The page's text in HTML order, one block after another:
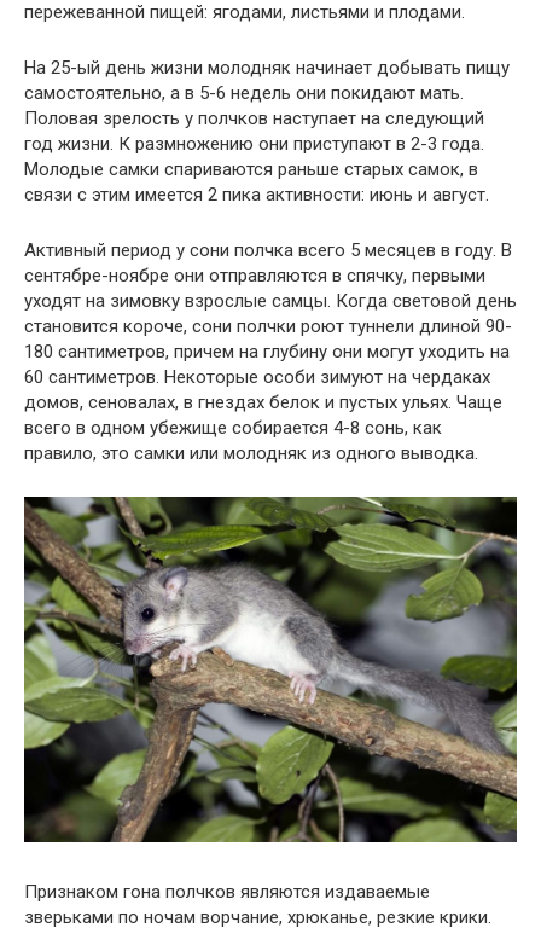
пережеванной пищей: ягодами, листьями и плодами.
На 25-ый день жизни молодняк начинает добывать пищу
самостоятельно, а в 5-6 недель они покидают мать.
Половая зрелость у полчков наступает на следующий
год жизни. К размножению они приступают в 2-3 года.
Молодые самки спариваются раньше старых самок, в
связи с этим имеется 2 пика активности: июнь и август.
Активный период у сони полчка всего 5 месяцев в году. В
сентябре-ноябре они отправляются в спячку, первыми
уходят на зимовку взрослые самцы. Когда световой день
становится короче, сони полчки роют туннели длиной 90-
180 сантиметров, причем на глубину они могут уходить на
60 сантиметров. Некоторые особи зимуют на чердаках
домов, сеновалах, в гнездах белок и пустых ульях. Чаще
всего в одном убежище собирается 4-8 сонь, как
правило, это самки или молодняк из одного выводка.
Признаком гона полчков являются издаваемые
зверьками по ночам ворчание, хрюканье, резкие крики.